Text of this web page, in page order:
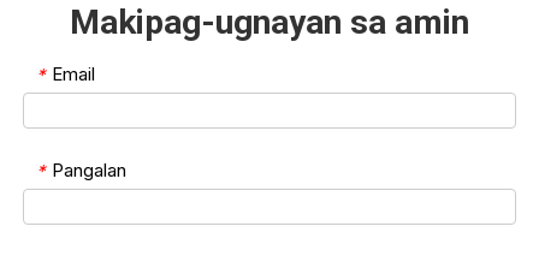
Makipag-ugnayan sa amin
* Email
* Pangalan